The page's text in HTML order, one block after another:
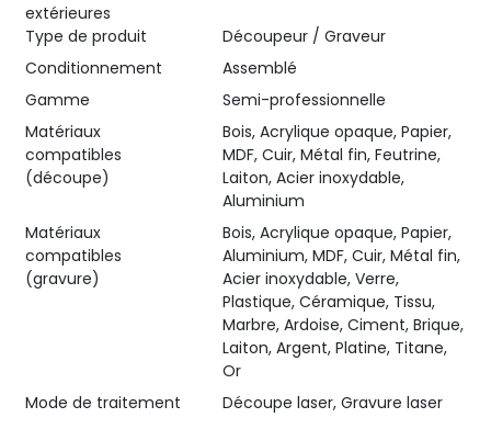
extérieures
Type de produit
Découpeur / Graveur
Conditionnement
Assemblé
Gamme
Semi-professionnelle
Matériaux
compatibles
(découpe)
Bois, Acrylique opaque, Papier,
MDF, Cuir, Métal fin, Feutrine,
Laiton, Acier inoxydable,
Aluminium
Matériaux
compatibles
(gravure)
Bois, Acrylique opaque, Papier,
Aluminium, MDF, Cuir, Métal fin,
Acier inoxydable, Verre,
Plastique, Céramique, Tissu,
Marbre, Ardoise, Ciment, Brique,
Laiton, Argent, Platine, Titane,
Or
Mode de traitement
Découpe laser, Gravure laser